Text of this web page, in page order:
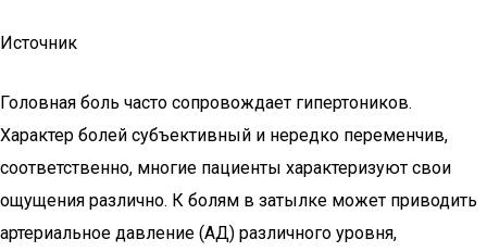
Источник
Головная боль часто сопровождает гипертоников.
Характер болей субъективный и нередко переменчив,
соответственно, многие пациенты характеризуют свои
ощущения различно. К болям в затылке может приводить
артериальное давление (АД) различного уровня,